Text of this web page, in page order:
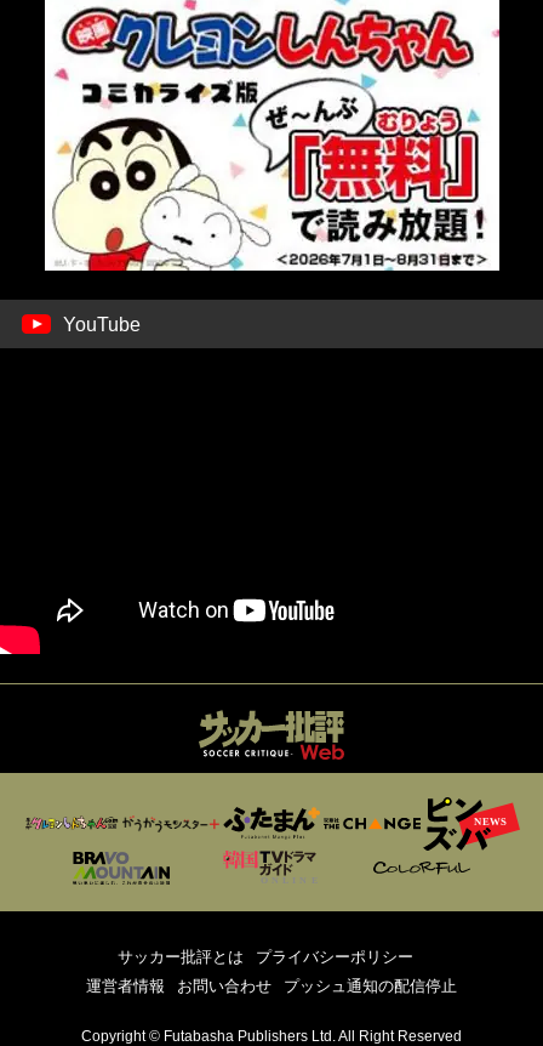
YouTube
サッカー批評とは
プライバシーポリシー
運営者情報
お問い合わせ プッシュ通知の配信停止
Copyright © Futabasha Publishers Ltd. All Right Reserved